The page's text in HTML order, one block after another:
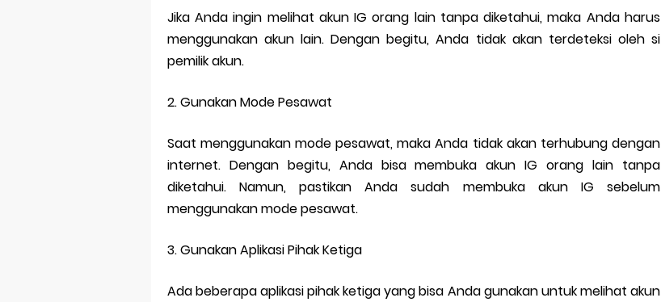
Jika Anda ingin melihat akun IG orang lain tanpa diketahui, maka Anda harus
menggunakan akun lain. Dengan begitu, Anda tidak akan terdeteksi oleh si
pemilik akun.
2. Gunakan Mode Pesawat
Saat menggunakan mode pesawat, maka Anda tidak akan terhubung dengan
internet. Dengan begitu, Anda bisa membuka akun IG orang lain tanpa
diketahui. Namun, pastikan Anda sudah membuka akun IG sebelum
menggunakan mode pesawat.
3. Gunakan Aplikasi Pihak Ketiga
Ada beberapa aplikasi pihak ketiga yang bisa Anda gunakan untuk melihat akun